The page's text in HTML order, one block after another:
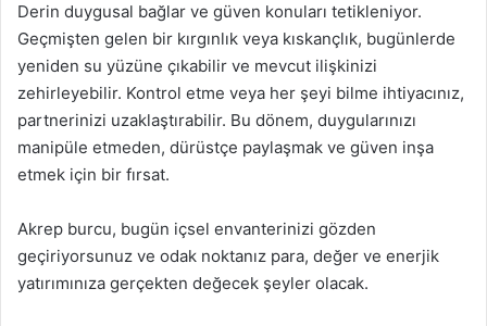
Derin duygusal bağlar ve güven konuları tetikleniyor.
Geçmişten gelen bir kırgınlık veya kıskançlık, bugünlerde
yeniden su yüzüne çıkabilir ve mevcut ilişkinizi
zehirleyebilir. Kontrol etme veya her şeyi bilme ihtiyacınız,
partnerinizi uzaklaştırabilir. Bu dönem, duygularınızı
manipüle etmeden, dürüstçe paylaşmak ve güven inşa
etmek için bir fırsat.
Akrep burcu, bugün içsel envanterinizi gözden
geçiriyorsunuz ve odak noktanız para, değer ve enerjik
yatırımınıza gerçekten değecek şeyler olacak.